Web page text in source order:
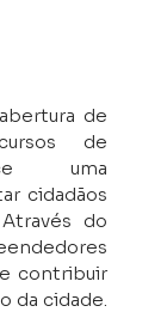
de
de
uma
cidadãos
do
contribuir
da cidade.